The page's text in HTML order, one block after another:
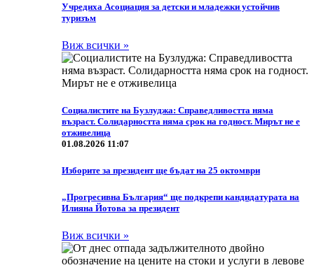
Учредиха Асоциация за детски и младежки устойчив
туризъм
Виж всички »
Социалистите на Бузлуджа: Справедливостта няма
възраст. Солидарността няма срок на годност. Мирът не е
отживелица
01.08.2026 11:07
Изборите за президент ще бъдат на 25 октомври
„Прогресивна България“ ще подкрепи кандидатурата на
Илияна Йотова за президент
Виж всички »